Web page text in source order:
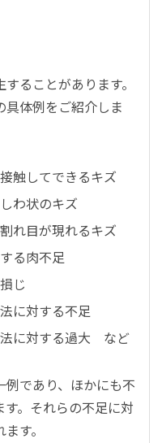
ることがあります。
具体例をご紹介しま
触してできるキズ
わ状のキズ
れ目が現れるキズ
る肉不足
じ
に対する不足
に対する過大 など
であり、ほかにも不
。それらの不足に対
す。